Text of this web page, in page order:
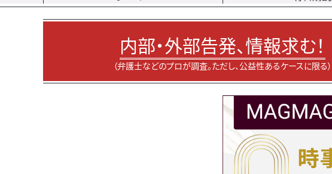
内部・外部告発、情報求む！
（弁護士などのプロが調査。ただし、公益性あるケースに限る）